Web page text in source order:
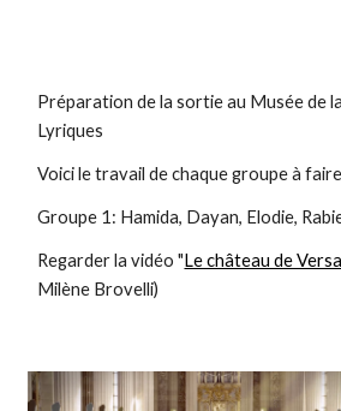
Préparation de la sortie au Musée de
Lyriques
Voici le travail de chaque groupe à
Groupe 1: Hamida, Dayan, Elodie,
Regarder la vidéo "Le château de
Milène Brovelli)